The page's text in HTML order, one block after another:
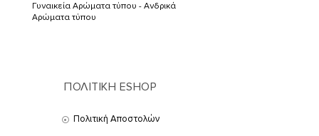
Γυναικεία Αρώματα τύπου - Ανδρικά
Αρώματα τύπου
ΠΟΛΙΤΙΚΗ ESHOP
Πολιτική Αποστολών